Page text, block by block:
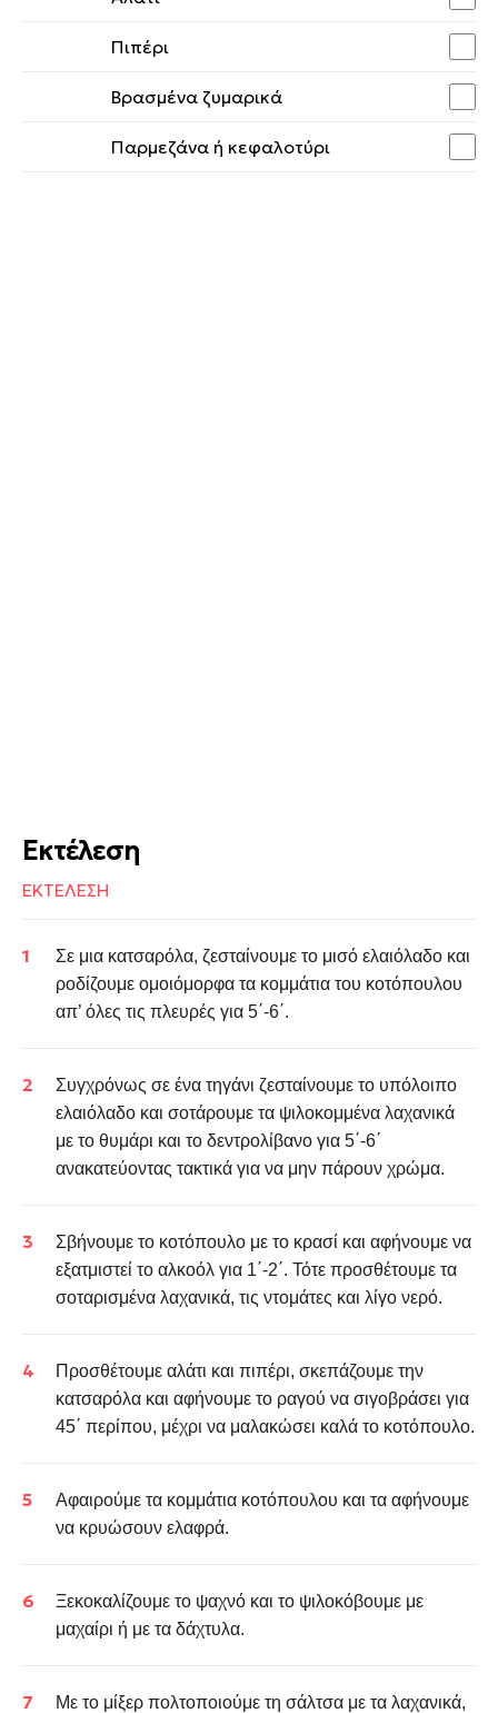
Πιπέρι
Βρασμένα ζυμαρικά
Παρμεζάνα ή κεφαλοτύρι
Εκτέλεση
ΕΚΤΕΛΕΣΗ
Σε μια κατσαρόλα, ζεσταίνουμε το μισό ελαιόλαδο και
ροδίζουμε ομοιόμορφα τα κομμάτια του κοτόπουλου
απ’ όλες τις πλευρές για 5΄-6΄.
Συγχρόνως σε ένα τηγάνι ζεσταίνουμε το υπόλοιπο
ελαιόλαδο και σοτάρουμε τα ψιλοκομμένα λαχανικά
με το θυμάρι και το δεντρολίβανο για 5΄-6΄
ανακατεύοντας τακτικά για να μην πάρουν χρώμα.
Σβήνουμε το κοτόπουλο με το κρασί και αφήνουμε να
εξατμιστεί το αλκοόλ για 1΄-2΄. Τότε προσθέτουμε τα
σοταρισμένα λαχανικά, τις ντομάτες και λίγο νερό.
Προσθέτουμε αλάτι και πιπέρι, σκεπάζουμε την
κατσαρόλα και αφήνουμε το ραγού να σιγοβράσει για
45΄ περίπου, μέχρι να μαλακώσει καλά το κοτόπουλο.
Αφαιρούμε τα κομμάτια κοτόπουλου και τα αφήνουμε
να κρυώσουν ελαφρά.
Ξεκοκαλίζουμε το ψαχνό και το ψιλοκόβουμε με
μαχαίρι ή με τα δάχτυλα.
Με το μίξερ πολτοποιούμε τη σάλτσα με τα λαχανικά,